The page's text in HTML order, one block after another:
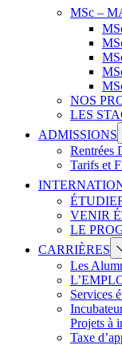
MSc –
NOS
LES
ADMISSIONS
Rentrées
Tarifs et
VENIR
LE
CARRIÈRES
Les
Services
Projets à
Taxe